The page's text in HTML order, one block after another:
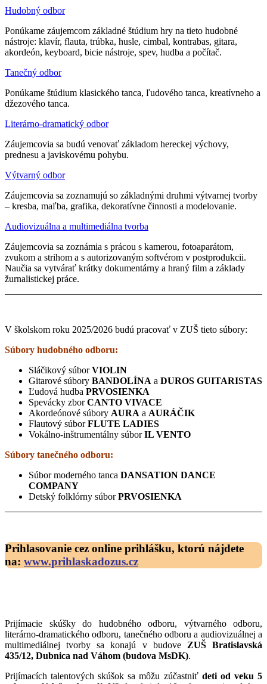
Hudobný odbor
Ponúkame záujemcom základné štúdium hry na tieto hudobné
nástroje: klavír, flauta, trúbka, husle, cimbal, kontrabas, gitara,
akordeón, keyboard, bicie nástroje, spev, hudba a počítač.
Tanečný odbor
Ponúkame štúdium klasického tanca, ľudového tanca, kreatívneho a
džezového tanca.
Literárno-dramatický odbor
Záujemcovia sa budú venovať základom hereckej výchovy,
prednesu a javiskovému pohybu.
Výtvarný odbor
Záujemcovia sa zoznamujú so základnými druhmi výtvarnej tvorby
– kresba, maľba, grafika, dekoratívne činnosti a modelovanie.
Audiovizuálna a multimediálna tvorba
Záujemcovia sa zoznámia s prácou s kamerou, fotoaparátom,
zvukom a strihom a s autorizovaným softvérom v postprodukcii.
Naučia sa vytvárať krátky dokumentárny a hraný film a základy
žurnalistickej práce.
V školskom roku 2025/2026 budú pracovať v ZUŠ tieto súbory:
Súbory hudobného odboru:
Sláčikový súborVIOLIN
Gitarové súbory BANDOLÍNA a DUROS GUITARISTAS
Ľudová hudba PRVOSIENKA
Spevácky zborCANTO VIVACE
Akordeónové súbory AURA a AURÁČIK
Flautový súborFLUTE LADIES
Vokálno-inštrumentálny súborIL VENTO
Súbory tanečného odboru:
Súbor moderného tanca DANSATION DANCE
COMPANY
Detský folklórny súborPRVOSIENKA
Prihlasovanie cez online prihlášku, ktorú nájdete
na: www.prihlaskadozus.cz
Prijímacie skúšky do hudobného odboru, výtvarného odboru,
literárno-dramatického odboru, tanečného odboru a audiovizuálnej a
multimediálnej tvorby sa konajú v budove ZUŠ Bratislavská
435/12, Dubnica nad Váhom (budova MsDK).
Prijímacích talentových skúšok sa môžu zúčastniť deti od veku 5